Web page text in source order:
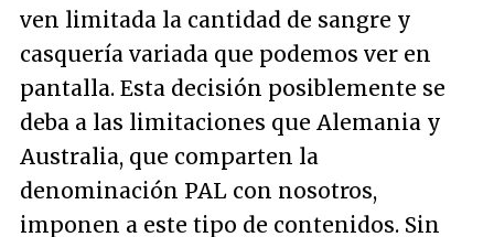
ven limitada la cantidad de sangre y
casquería variada que podemos ver en
pantalla. Esta decisión posiblemente se
deba a las limitaciones que Alemania y
Australia, que comparten la
denominación PAL con nosotros,
imponen a este tipo de contenidos. Sin